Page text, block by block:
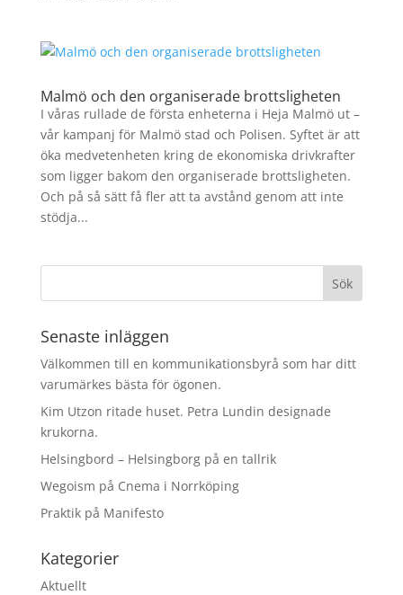
Malmö och den organiserade brottsligheten
I våras rullade de första enheterna i Heja Malmö ut –
vår kampanj för Malmö stad och Polisen. Syftet är att
öka medvetenheten kring de ekonomiska drivkrafter
som ligger bakom den organiserade brottsligheten.
Och på så sätt få fler att ta avstånd genom att inte
stödja...
Senaste inläggen
Välkommen till en kommunikationsbyrå som har ditt
varumärkes bästa för ögonen.
Kim Utzon ritade huset. Petra Lundin designade
krukorna.
Helsingbord – Helsingborg på en tallrik
Wegoism på Cnema i Norrköping
Praktik på Manifesto
Kategorier
Aktuellt